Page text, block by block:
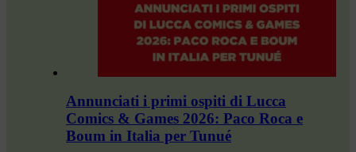
Annunciati i primi ospiti di Lucca
Comics & Games 2026: Paco Roca e
Boum in Italia per Tunué